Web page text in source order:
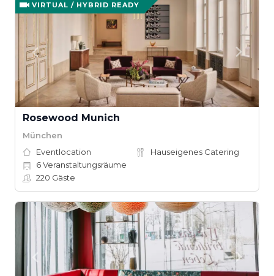
VIRTUAL / HYBRID READY
Rosewood Munich
München
Eventlocation
Hauseigenes Catering
6Veranstaltungsräume
220 Gäste